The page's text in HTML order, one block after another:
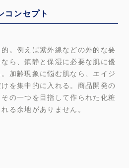
コンセプト
。例えば紫外線などの外的な要
ら、鎮静と保湿に必要な肌に優
加齢現象に悩む肌なら、エイジ
を集中的に入れる。商品開発の
の一つを目指して作られた化粧
る余地がありません。